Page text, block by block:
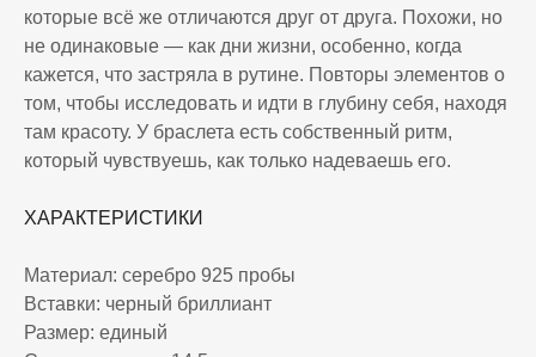
которые всё же отличаются друг от друга. Похожи, но
не одинаковые — как дни жизни, особенно, когда
кажется, что застряла в рутине. Повторы элементов о
том, чтобы исследовать и идти в глубину себя, находя
там красоту. У браслета есть собственный ритм,
который чувствуешь, как только надеваешь его.
ХАРАКТЕРИСТИКИ
Материал: серебро 925 пробы
Вставки: черный бриллиант
Размер: единый